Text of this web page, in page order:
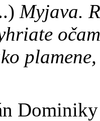
Myjava.